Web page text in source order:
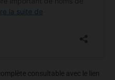
consultable avec le lien